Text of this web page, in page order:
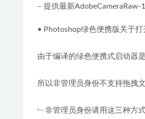
– 提供最新
• Photoshop绿色便携版关于打
由于编译的绿色便携式启动器
所以非管理员身份不支持拖拽
﹂非管理员身份请用这三种方